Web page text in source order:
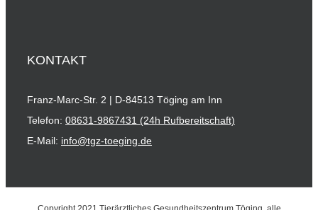
KONTAKT
Franz-Marc-Str. 2 | D-84513 Töging am Inn
Telefon: 08631-9867431 (24h Rufbereitschaft)
E-Mail: info@tgz-toeging.de